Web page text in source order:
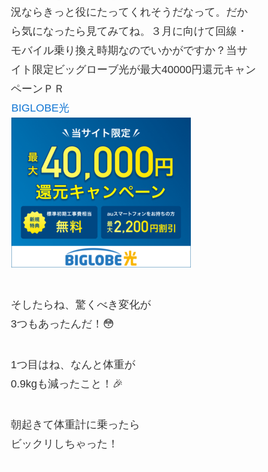
況ならきっと役にたってくれそうだなって。だか
ら気になったら見てみてね。３月に向けて回線・
モバイル乗り換え時期なのでいかがですか？当サ
イト限定ビッグローブ光が最大40000円還元キャン
ペーンＰＲ
BIGLOBE光
そしたらね、驚くべき変化が
3つもあったんだ！😳
1つ目はね、なんと体重が
0.9kgも減ったこと！🎉
朝起きて体重計に乗ったら
ビックリしちゃった！